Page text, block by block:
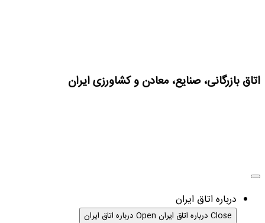
اتاق بازرگانی، صنایع، معادن و کشاورزی ایران
درباره اتاق ایران
Close درباره اتاق ایران Open درباره اتاق ایران